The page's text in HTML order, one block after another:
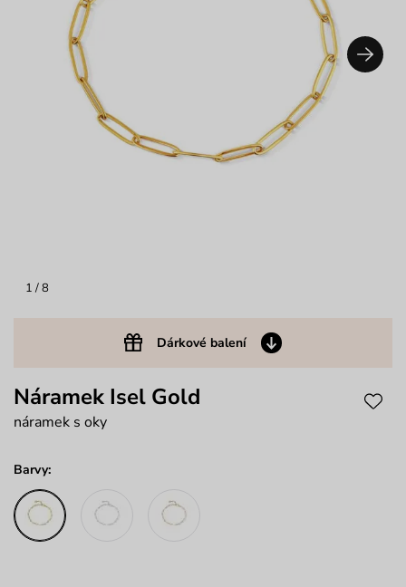
1 / 8
Dárkové balení
Náramek Isel Gold
náramek s oky
Barvy: